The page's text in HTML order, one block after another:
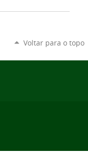
Voltar para o topo